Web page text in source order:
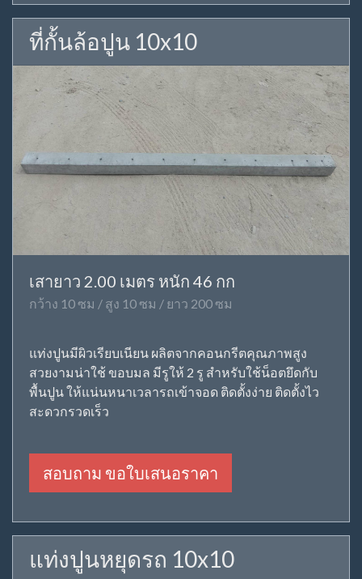
ที่กั้นล้อปูน 10x10
เสายาว 2.00 เมตร หนัก 46 กก
กว้าง 10 ซม / สูง 10 ซม / ยาว 200 ซม
แท่งปูนมีผิวเรียบเนียน ผลิตจากคอนกรีตคุณภาพสูง
สวยงามน่าใช้ ขอบมล มีรูให้ 2 รู สำหรับใช้น็อตยึดกับ
พื้นปูน ให้แน่นหนาเวลารถเข้าจอด ติดตั้งง่าย ติดตั้งไว
สะดวกรวดเร็ว
สอบถาม ขอใบเสนอราคา
แท่งปูนหยุดรถ 10x10